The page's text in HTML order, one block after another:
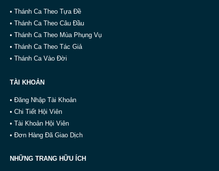
• Thánh Ca Theo Tựa Đề
• Thánh Ca Theo Câu Đầu
• Thánh Ca Theo Mùa Phụng Vụ
• Thánh Ca Theo Tác Giả
• Thánh Ca Vào Đời
TÀI KHOẢN
• Đăng Nhập Tài Khoản
• Chi Tiết Hội Viên
• Tài Khoản Hội Viên
• Đơn Hàng Đã Giao Dịch
NHỮNG TRANG HỮU ÍCH